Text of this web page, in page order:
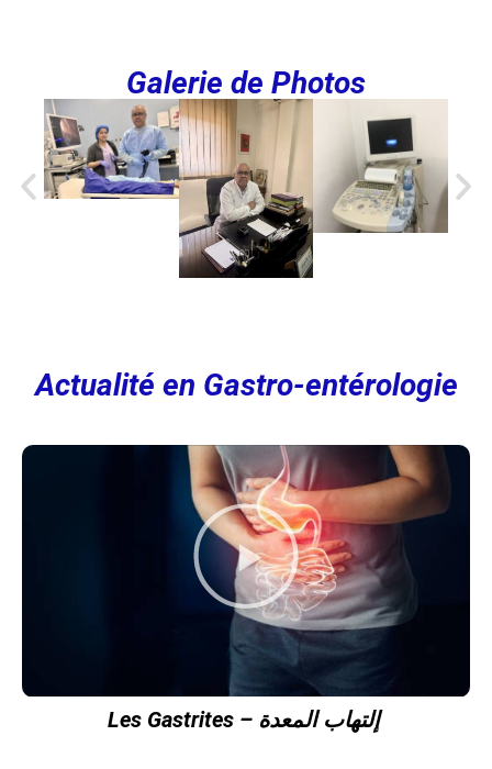
Galerie de Photos
Actualité en Gastro-entérologie
Les Gastrites – إلتهاب المعدة